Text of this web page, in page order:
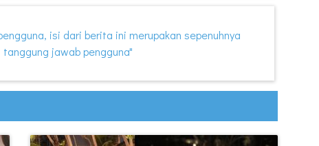
isi dari berita ini merupakan sepenuhnya
jawab pengguna"